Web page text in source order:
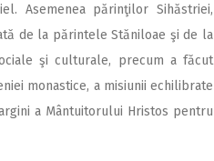
Asemenea părinţilor Sihăstriei,
de la părintele Stăniloae şi de la
şi culturale, precum a făcut
monastice, a misiunii echilibrate
a Mântuitorului Hristos pentru